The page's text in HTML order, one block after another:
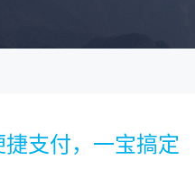
支付，一宝搞定